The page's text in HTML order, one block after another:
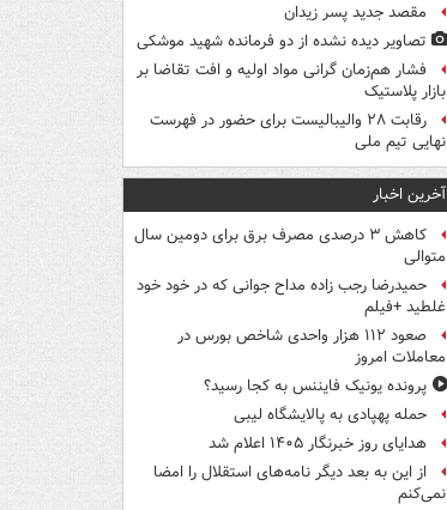
مقصد جدید پسر زیدان
تصاویر دیده‌ نشده از دو فرمانده شهید موشکی
فشار هم‌زمان گرانی مواد اولیه و افت تقاضا بر
بازار پلاستیک
رقابت ۲۸ والیبالیست برای حضور در فهرست
نهایی تیم ملی
آخرین اخبار
کاهش ۳ درصدی مصرف برق برای دومین سال
متوالی
حمیدرضا رجب زاده مداح جوانی که در خود خود
غلطید +فیلم
صعود ۱۱۲ هزار واحدی شاخص بورس در
معاملات امروز
پرونده یونیک فایننس به کجا رسید؟
حمله پهپادی به پالایشگاه لیبی
هدایای روز خبرنگار ۱۴۰۵ اعلام شد
از این به بعد دیگر نامه‌های استقلال را امضا
نمی‌کنم